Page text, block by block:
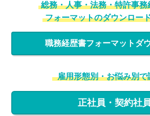
総務・人事・法務・特許事務
フォーマットのダウンロー
職務経歴書フォーマットダ
雇用形態別・お悩み別で
正社員・契約社